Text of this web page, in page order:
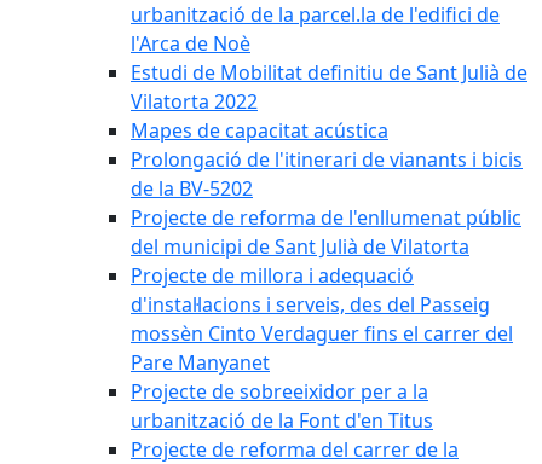
urbanització de la parcel.la de l'edifici de
l'Arca de Noè
Estudi de Mobilitat definitiu de Sant Julià de
Vilatorta 2022
Mapes de capacitat acústica
Prolongació de l'itinerari de vianants i bicis
de la BV-5202
Projecte de reforma de l'enllumenat públic
del municipi de Sant Julià de Vilatorta
Projecte de millora i adequació
d'instal·lacions i serveis, des del Passeig
mossèn Cinto Verdaguer fins el carrer del
Pare Manyanet
Projecte de sobreeixidor per a la
urbanització de la Font d'en Titus
Projecte de reforma del carrer de la